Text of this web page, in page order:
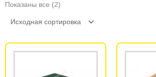
Показаны все (2)